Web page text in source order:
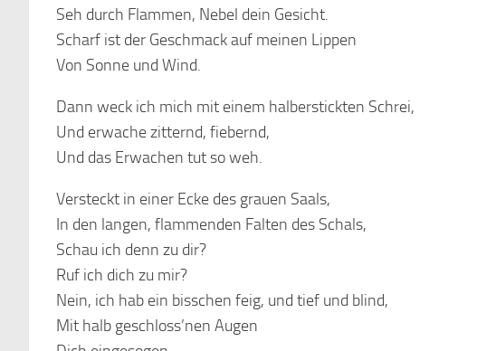
Seh durch Flammen, Nebel dein Gesicht.
Scharf ist der Geschmack auf meinen Lippen
Von Sonne und Wind.
Dann weck ich mich mit einem halberstickten Schrei,
Und erwache zitternd, fiebernd,
Und das Erwachen tut so weh.
Versteckt in einer Ecke des grauen Saals,
In den langen, flammenden Falten des Schals,
Schau ich denn zu dir?
Ruf ich dich zu mir?
Nein, ich hab ein bisschen feig, und tief und blind,
Mit halb geschloss’nen Augen